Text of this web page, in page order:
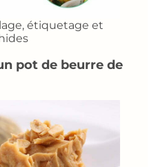
étiquetage et
pot de beurre de